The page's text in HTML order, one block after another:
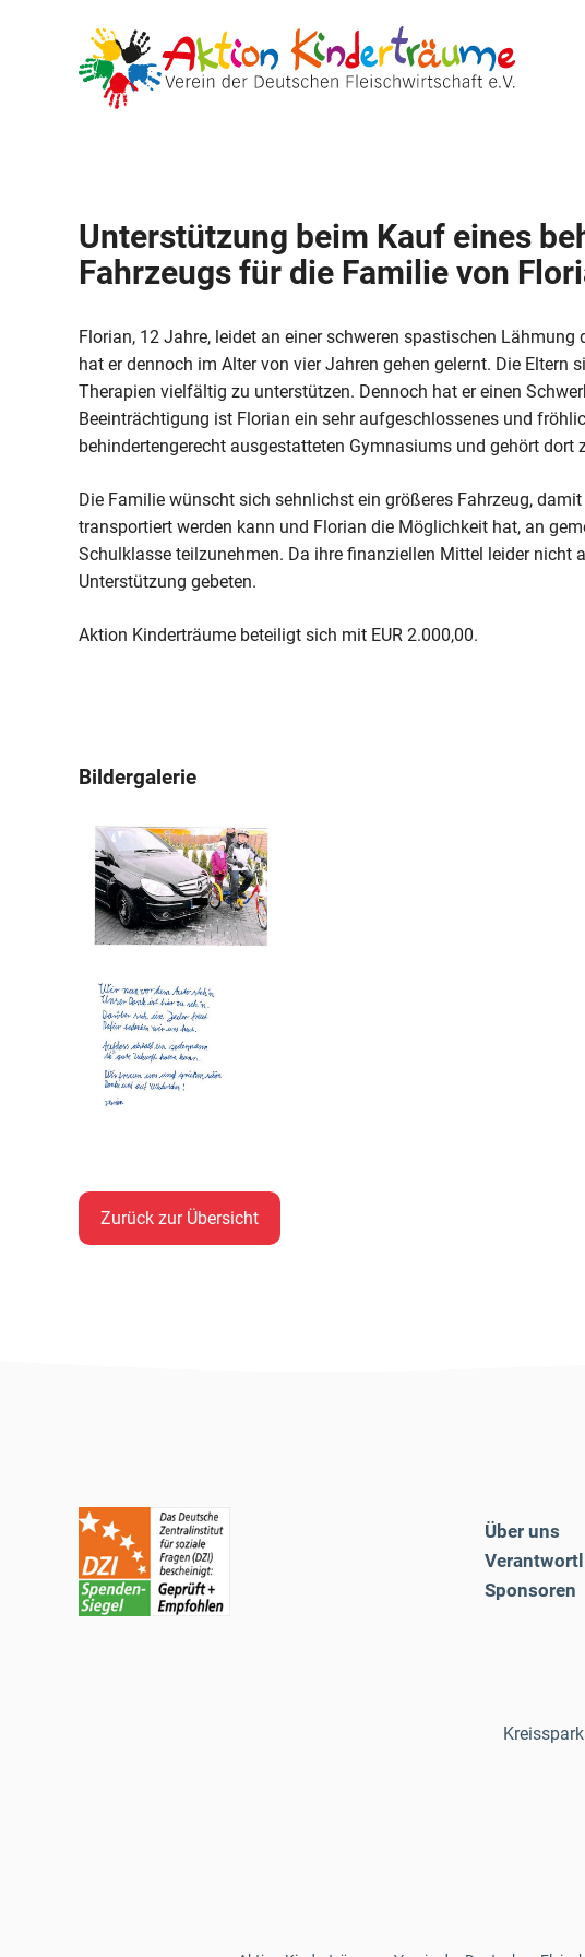
Unterstützung beim Kauf eines
Fahrzeugs für die Familie von
Florian, 12 Jahre, leidet an einer schweren spastischen Lähmung
hat er dennoch im Alter von vier Jahren gehen gelernt. Die Eltern
Therapien vielfältig zu unterstützen. Dennoch hat er einen
Beeinträchtigung ist Florian ein sehr aufgeschlossenes und
behindertengerecht ausgestatteten Gymnasiums und gehört dort
Die Familie wünscht sich sehnlichst ein größeres Fahrzeug,
transportiert werden kann und Florian die Möglichkeit hat, an
Schulklasse teilzunehmen. Da ihre finanziellen Mittel leider nicht
Unterstützung gebeten.
Aktion Kinderträume beteiligt sich mit EUR 2.000,00.
Bildergalerie
Zurück zur Übersicht
Über uns
Sponsoren